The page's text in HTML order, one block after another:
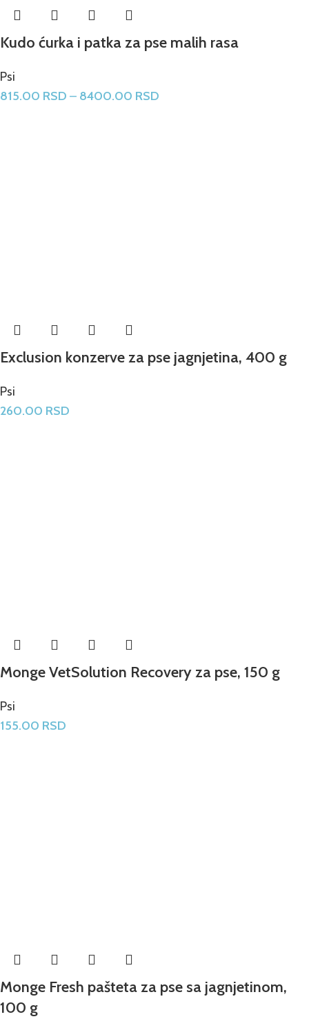
Kudo ćurka i patka za pse malih rasa
Psi
815.00 RSD – 8400.00 RSD
Exclusion konzerve za pse jagnjetina, 400 g
Psi
260.00 RSD
Monge VetSolution Recovery za pse, 150 g
Psi
155.00 RSD
Monge Fresh pašteta za pse sa jagnjetinom,
100 g